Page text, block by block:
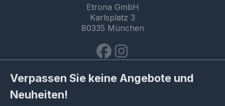
Etrona GmbH
Karlsplatz 3
80335 München
Verpassen Sie keine Angebote und
Neuheiten!